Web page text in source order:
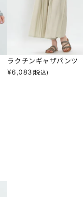
ラクチンギャザパンツ
¥6,083 (税込)